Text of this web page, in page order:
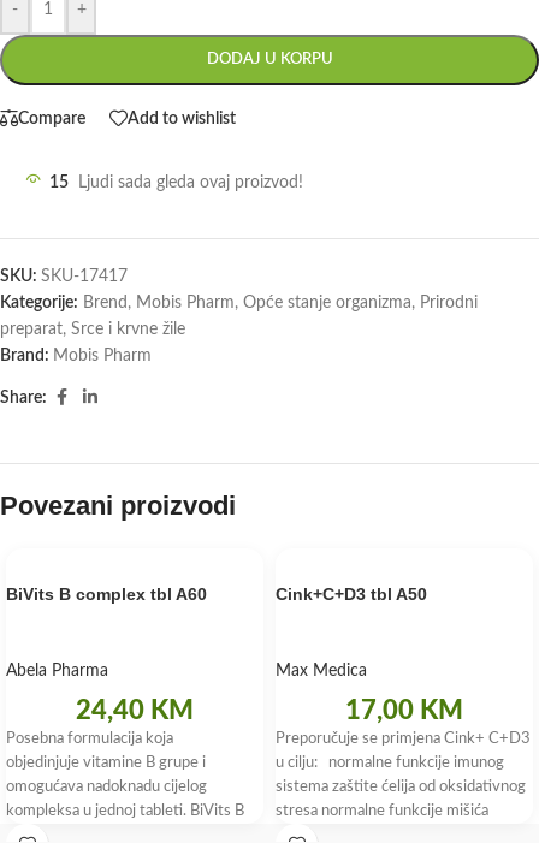
- +
DODAJ U KORPU
Compare Add to wishlist
15 Ljudi sada gleda ovaj proizvod!
SKU: SKU-17417
Kategorije: Brend , Mobis Pharm, Opće stanje organizma, Prirodni
preparat, Srce i krvne žile
Brand: Mobis Pharm
Share:
Povezani proizvodi
BiVits B complex tbl A60
Abela Pharma
24,40 KM
Posebna formulacija koja
objedinjuje vitamine B grupe i
omogućava nadoknadu cijelog
kompleksa u jednoj tableti. BiVits B
complex sadrži aktivni oblik folne
Cink+C+D3 tbl A50
Max Medica
17,00 KM
Preporučuje se primjena Cink+ C+D3
u cilju: normalne funkcije imunog
sistema zaštite ćelija od oksidativnog
stresa normalne funkcije mišića